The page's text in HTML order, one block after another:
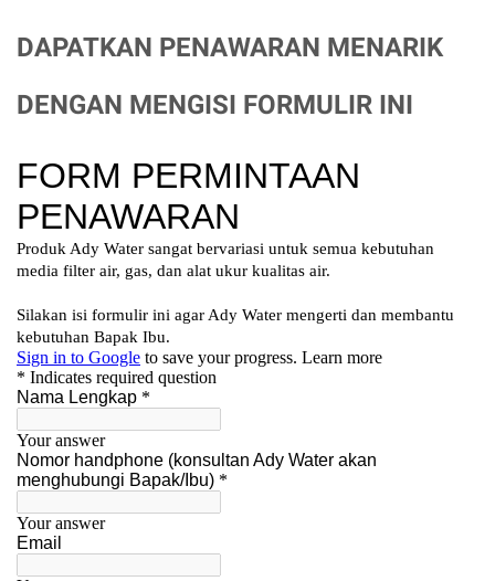
DAPATKAN PENAWARAN MENARIK
DENGAN MENGISI FORMULIR INI